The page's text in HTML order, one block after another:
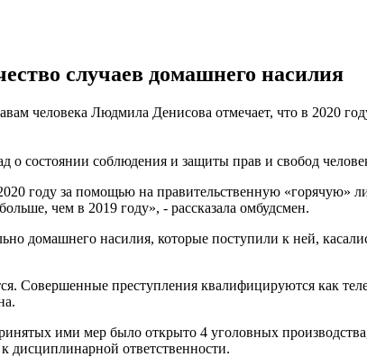
случаев домашнего насилия
человека Людмила Денисова отмечает, что в 2020
о состоянии соблюдения и защиты прав и свобод
году за помощью на правительственную «горячую»
чем в 2019 году», - рассказала омбудсмен.
домашнего насилия, которые поступили к ней,
Совершенные преступления квалифицируются как
ими мер было открыто 4 уголовных
дисциплинарной ответственности.